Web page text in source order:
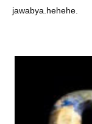
jawabya.hehehe.